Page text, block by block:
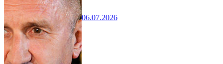
06.07.2026